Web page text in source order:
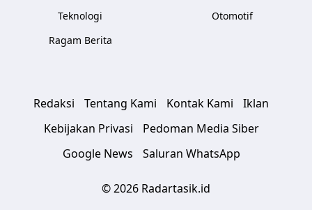
Teknologi
Ragam Berita
Otomotif
Redaksi Tentang Kami Kontak Kami
Iklan
Kebijakan Privasi
Pedoman Media Siber
Google News
Saluran WhatsApp
© 2026 Radartasik.id